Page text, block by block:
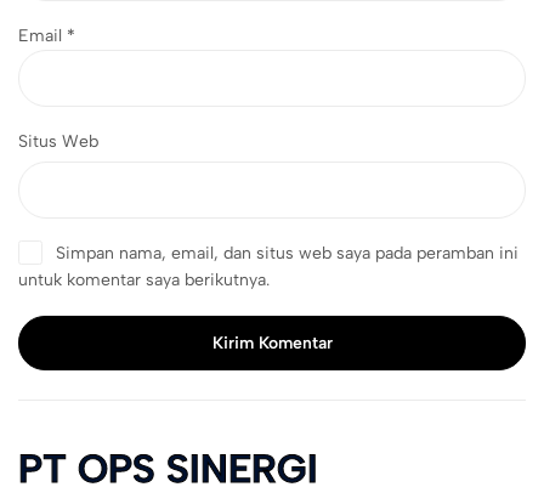
Email *
Situs Web
Simpan nama, email, dan situs web saya pada peramban ini
untuk komentar saya berikutnya.
Kirim Komentar
PT OPS SINERGI